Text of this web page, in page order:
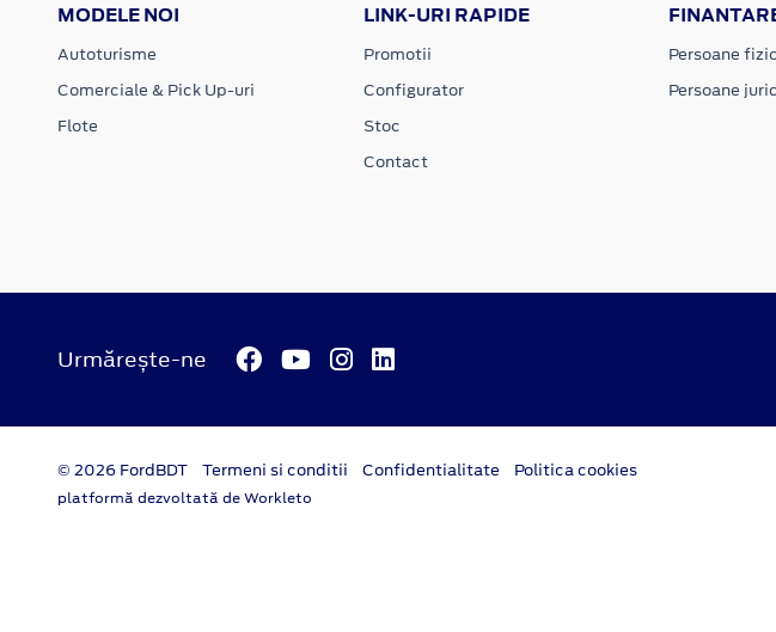
MODELE NOI
Autoturisme
Comerciale & Pick Up-uri
Flote
LINK-URI RAPIDE
Promotii
Configurator
Stoc
Contact
Persoane
Persoane
Urmărește-ne
© 2026 FordBDT Termeni si conditii Confidentialitate Politica cookies
platformă dezvoltată de Workleto